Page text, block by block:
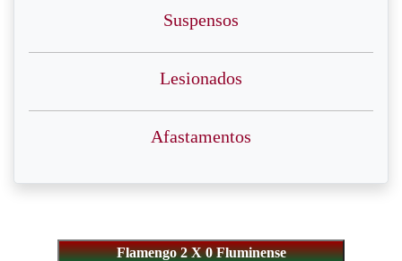
Suspensos
Lesionados
Afastamentos